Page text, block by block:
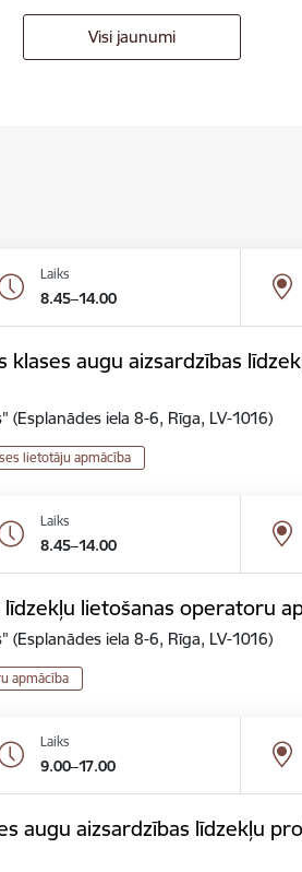
Visi jaunumi
Laiks
8.45–14.00
klases augu aizsardzības
(Esplanādes iela 8-6, Rīga, LV-1016)
lietotāju apmācība
Laiks
8.45–14.00
lietošanas operatoru
(Esplanādes iela 8-6, Rīga, LV-1016)
apmācība
Laiks
9.00–17.00
augu aizsardzības līdzekļu